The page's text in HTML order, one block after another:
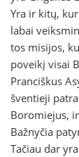
Yra ir kitų,
labai
tos misijos,
poveikį visai
Pranciškus
šventieji
Boromiejus,
Bažnyčia
Tačiau dar